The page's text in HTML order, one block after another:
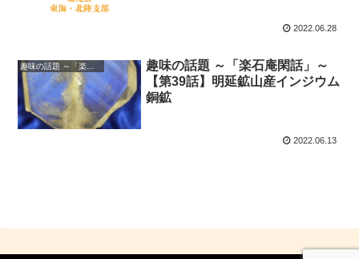
2022.06.28
趣味の話題 ～「楽石庵閑話」～
【第39話】明延鉱山産インジウム
銅鉱
2022.06.13